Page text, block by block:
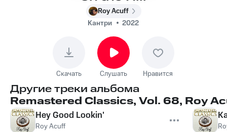
Roy Acuff
Кантри
2022
Скачать Слушать Нравится
Другие треки альбома
Remastered Classics, Vol. 68, Roy
Hey Good Lookin'
Roy Acuff